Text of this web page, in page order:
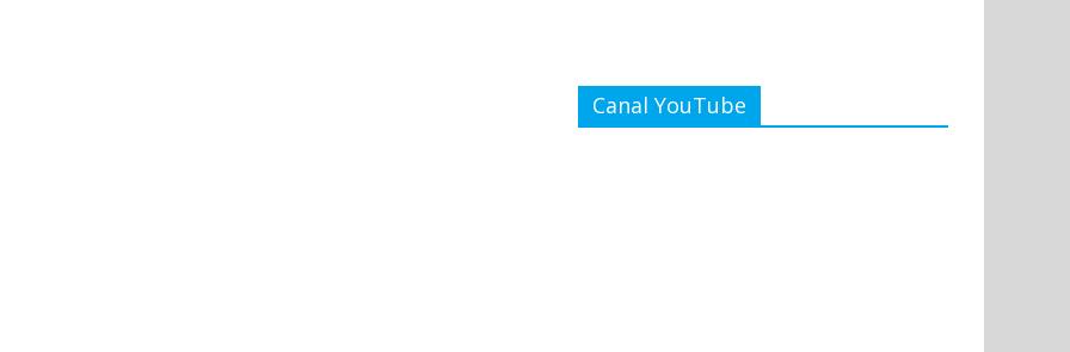
Canal YouTube